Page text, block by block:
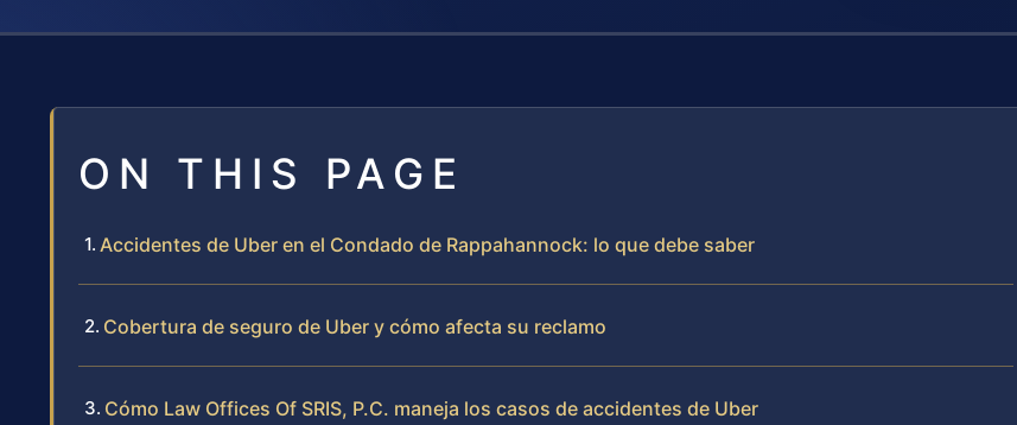
ON THIS PAGE
Accidentes de Uber en el Condado de Rappahannock: lo que debe saber
Cobertura de seguro de Uber y cómo afecta su reclamo
Cómo Law Offices Of SRIS, P.C. maneja los casos de accidentes de Uber